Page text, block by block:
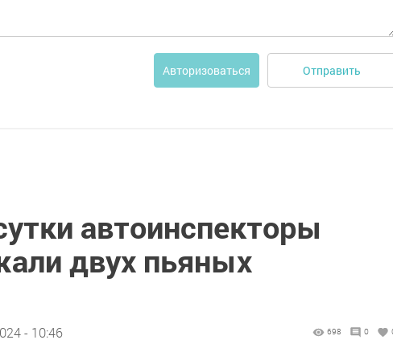
Авторизоваться Отправить
автоинспекторы
двух пьяных
- 10:46 698 0